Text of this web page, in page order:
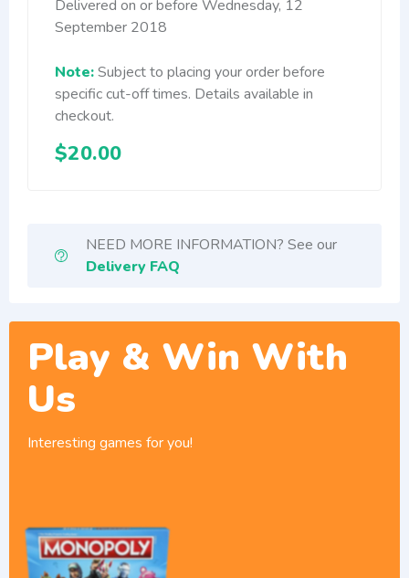
Delivered on or before Wednesday, 12
September 2018
Note:Subject to placing your order before
specific cut-off times. Details available in
checkout.
$20.00
NEED MORE INFORMATION? See our
Delivery FAQ
Play & Win With
Us
Interesting games for you!